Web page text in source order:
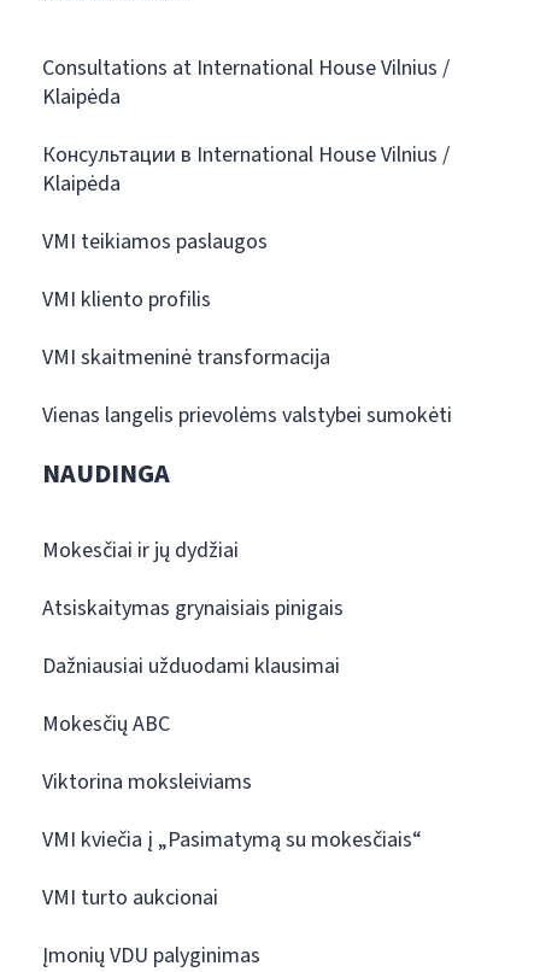
Consultations at International House Vilnius /
Klaipėda
Консультации в International House Vilnius /
Klaipėda
VMI teikiamos paslaugos
VMI kliento profilis
VMI skaitmeninė transformacija
Vienas langelis prievolėms valstybei sumokėti
NAUDINGA
Mokesčiai ir jų dydžiai
Atsiskaitymas grynaisiais pinigais
Dažniausiai užduodami klausimai
Mokesčių ABC
Viktorina moksleiviams
VMI kviečia į „Pasimatymą su mokesčiais“
VMI turto aukcionai
Įmonių VDU palyginimas